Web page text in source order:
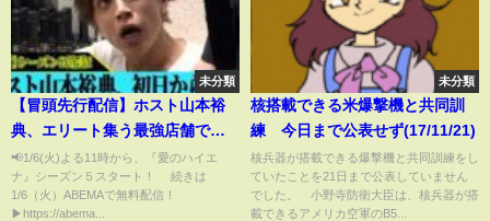
未分類
【冒頭先行配信】ホスト山本裕
典、エリート集う最強店舗で軍
神も敵わなかったカリスマホス
トと対峙―【🚨 1/6(火)からシー
ズン５スタート！】｜#愛のハイ
📢1/6(火)よる11時から、『愛のハイエ
ナ』シーズン５スタート！ 続きは
1/6（火）ABEMAで無料配信！
▶https://abema...
未分類
核搭載できる米爆撃機と共同訓
練 今日まで公表せず(17/11/21)
核兵器が搭載できる爆撃機と共同訓練をし
ていたことを21日まで公表していません
でした。 小野寺防衛大臣は、核兵器が搭
載できるアメリカ空軍のB5...